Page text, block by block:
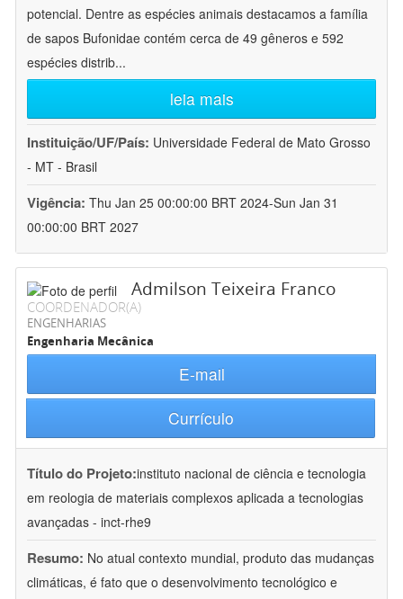
potencial. Dentre as espécies animais destacamos a família
de sapos Bufonidae contém cerca de 49 gêneros e 592
espécies distrib...
leia mais
Instituição/UF/País: Universidade Federal de Mato Grosso
- MT - Brasil
Vigência: Thu Jan 25 00:00:00 BRT 2024-Sun Jan 31
00:00:00 BRT 2027
Admilson Teixeira Franco
COORDENADOR(A)
ENGENHARIAS
Engenharia Mecânica
E-mail
Currículo
Título do Projeto:instituto nacional de ciência e tecnologia
em reologia de materiais complexos aplicada a tecnologias
avançadas - inct-rhe9
Resumo: No atual contexto mundial, produto das mudanças
climáticas, é fato que o desenvolvimento tecnológico e